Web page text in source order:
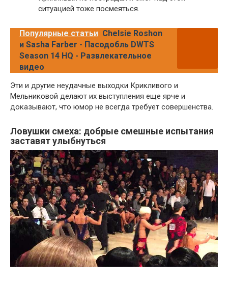
ситуацией тоже посмеяться.
Популярные статьи Chelsie Roshon
и Sasha Farber - Пасодобль DWTS
Season 14 HQ - Развлекательное
видео
Эти и другие неудачные выходки Крикливого и
Мельниковой делают их выступления еще ярче и
доказывают, что юмор не всегда требует совершенства.
Ловушки смеха: добрые смешные испытания
заставят улыбнуться